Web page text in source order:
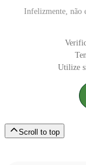
Infelizmente, não
Utilize
Scroll to top